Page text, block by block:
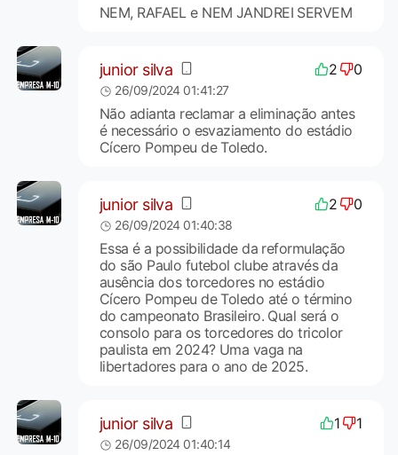
NEM, RAFAEL e NEM JANDREI SERVEM
junior silva 2 0
26/09/2024 01:41:27
Não adianta reclamar a eliminação antes
é necessário o esvaziamento do estádio
Cícero Pompeu de Toledo.
junior silva 2 0
26/09/2024 01:40:38
Essa é a possibilidade da reformulação
do são Paulo futebol clube através da
ausência dos torcedores no estádio
Cícero Pompeu de Toledo até o término
do campeonato Brasileiro. Qual será o
consolo para os torcedores do tricolor
paulista em 2024? Uma vaga na
libertadores para o ano de 2025.
junior silva 1 1
26/09/2024 01:40:14